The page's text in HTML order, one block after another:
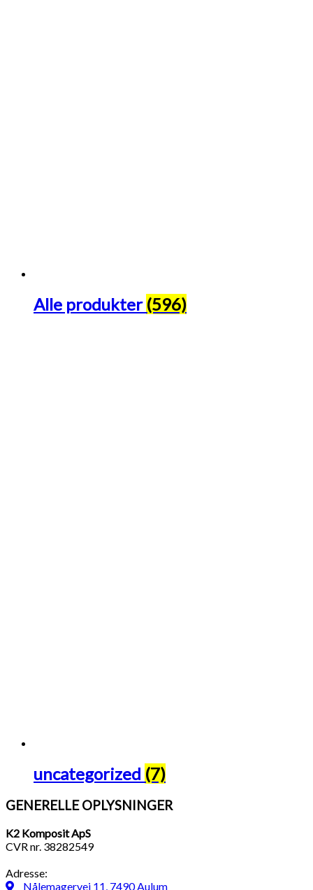
Alle produkter (596)
uncategorized (7)
GENERELLE OPLYSNINGER
K2 Komposit ApS
CVR nr. 38282549
Adresse:
Nålemagervej 11, 7490 Aulum